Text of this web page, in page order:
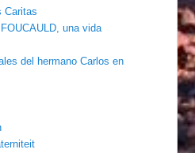
Caritas
una vida
del hermano Carlos en